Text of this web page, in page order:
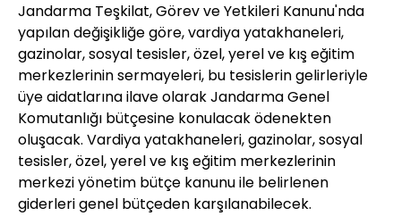
Jandarma Teşkilat, Görev ve Yetkileri Kanunu'nda
yapılan değişikliğe göre, vardiya yatakhaneleri,
gazinolar, sosyal tesisler, özel, yerel ve kış eğitim
merkezlerinin sermayeleri, bu tesislerin gelirleriyle
üye aidatlarına ilave olarak Jandarma Genel
Komutanlığı bütçesine konulacak ödenekten
oluşacak. Vardiya yatakhaneleri, gazinolar, sosyal
tesisler, özel, yerel ve kış eğitim merkezlerinin
merkezi yönetim bütçe kanunu ile belirlenen
giderleri genel bütçeden karşılanabilecek.